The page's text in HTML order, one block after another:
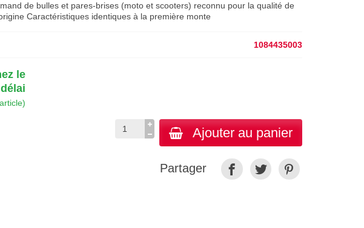
de bulles et pares-brises (moto et scooters) reconnu pour la qualité de
Caractéristiques identiques à la première monte
1084435003
le
Ajouter au panier
Partager